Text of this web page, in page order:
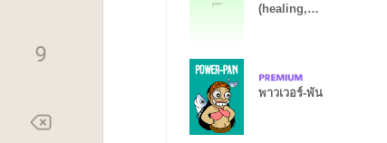
(healing,
พาวเวอร์-พัน